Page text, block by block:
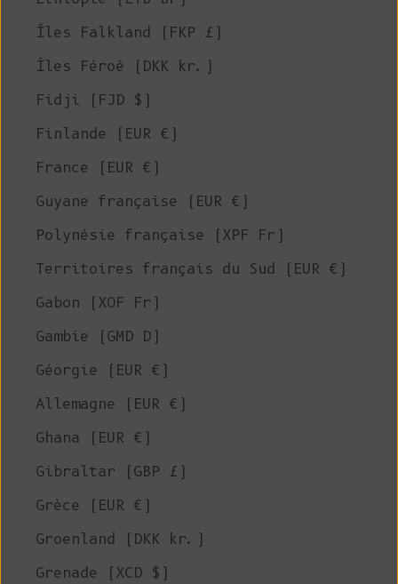
Îles Falkland (FKP £)
Îles Féroé (DKK kr.)
Fidji (FJD $)
Finlande (EUR €)
France (EUR €)
Guyane française (EUR €)
Polynésie française (XPF Fr)
Territoires français du Sud (EUR €)
Gabon (XOF Fr)
Gambie (GMD D)
Géorgie (EUR €)
Allemagne (EUR €)
Ghana (EUR €)
Gibraltar (GBP £)
Grèce (EUR €)
Groenland (DKK kr.)
Grenade (XCD $)